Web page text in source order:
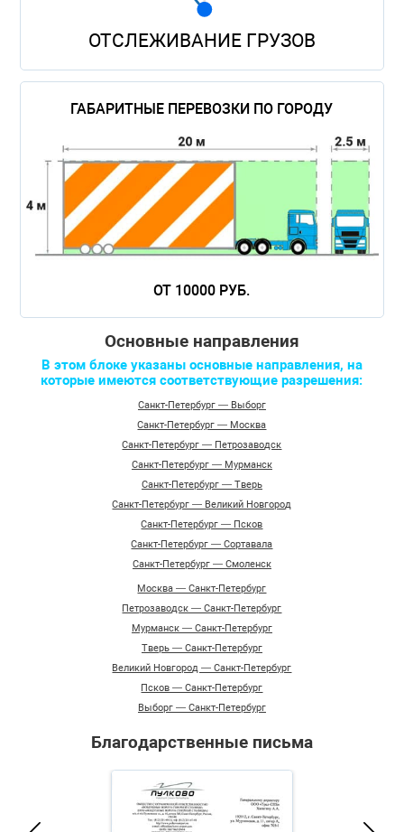
Перевозка трубоукладчиков
Перевозка грохотов
Перевозка дорожной техники
Перевозка кабельных катушек
Перевозка труб большого диаметра
ОТСЛЕЖИВАНИЕ ГРУЗОВ
ГАБАРИТНЫЕ ПЕРЕВОЗКИ ПО ГОРОДУ
ОТ 10000 РУБ.
Основные направления
В этом блоке указаны основные направления, на
которые имеются соответствующие разрешения:
Санкт-Петербург — Выборг
Санкт-Петербург — Москва
Санкт-Петербург — Петрозаводск
Санкт-Петербург — Мурманск
Санкт-Петербург — Тверь
Санкт-Петербург — Великий Новгород
Санкт-Петербург — Псков
Санкт-Петербург — Сортавала
Санкт-Петербург — Смоленск
Москва — Санкт-Петербург
Петрозаводск — Санкт-Петербург
Мурманск — Санкт-Петербург
Тверь — Санкт-Петербург
Великий Новгород — Санкт-Петербург
Псков — Санкт-Петербург
Выборг — Санкт-Петербург
Благодарственные письма